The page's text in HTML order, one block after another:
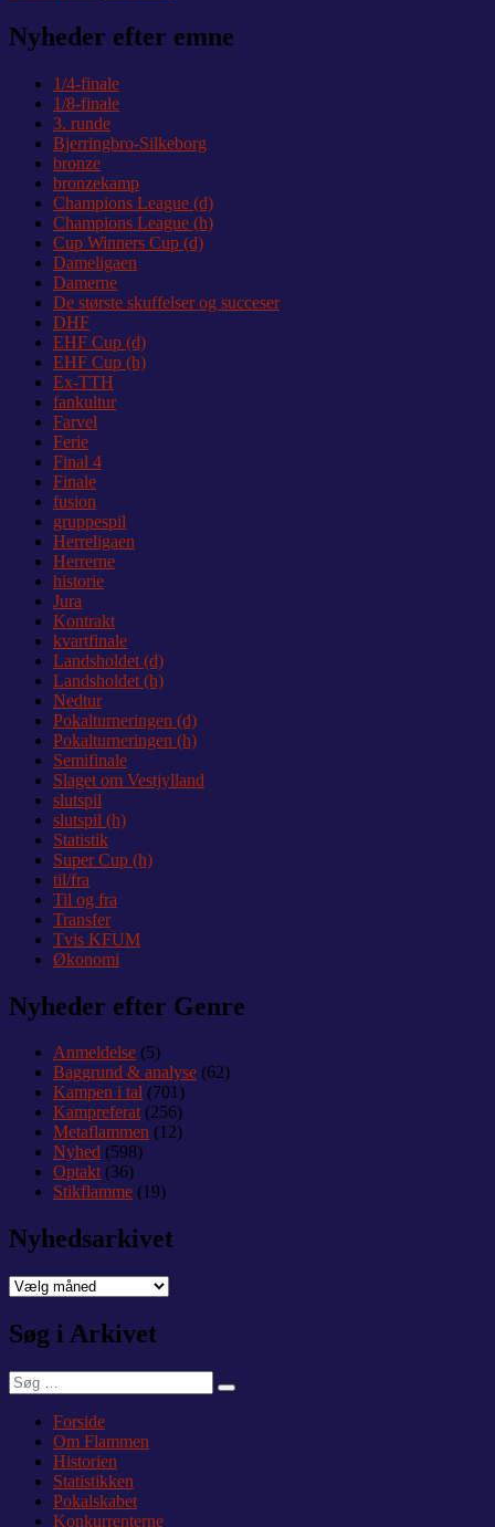
Nyheder efter emne
1/4-finale
1/8-finale
3. runde
Bjerringbro-Silkeborg
bronze
bronzekamp
Champions League (d)
Champions League (h)
Cup Winners Cup (d)
Dameligaen
Damerne
De største skuffelser og succeser
DHF
EHF Cup (d)
EHF Cup (h)
Ex-TTH
fankultur
Farvel
Ferie
Final 4
Finale
fusion
gruppespil
Herreligaen
Herrerne
historie
Jura
Kontrakt
kvartfinale
Landsholdet (d)
Landsholdet (h)
Nedtur
Pokalturneringen (d)
Pokalturneringen (h)
Semifinale
Slaget om Vestjylland
slutspil
slutspil (h)
Statistik
Super Cup (h)
til/fra
Til og fra
Transfer
Tvis KFUM
Økonomi
Nyheder efter Genre
Anmeldelse (5)
Baggrund & analyse (62)
Kampen i tal (701)
Kampreferat(256)
Metaflammen (12)
Nyhed (598)
Optakt(36)
Stikflamme (19)
Nyhedsarkivet
Nyhedsarkivet
Søg i Arkivet
Søg
efter:
Søg
Forside
Om Flammen
Historien
Statistikken
Pokalskabet
Konkurrenterne